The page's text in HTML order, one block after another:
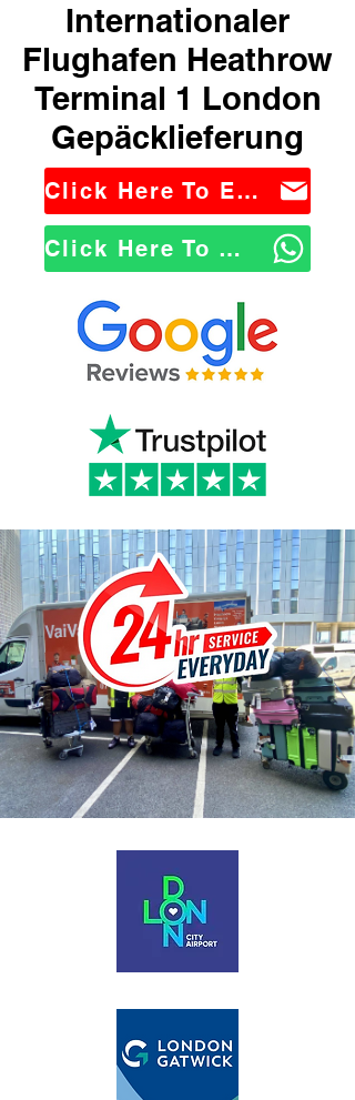
Internationaler
Flughafen Heathrow
Terminal 1 London
Gepäcklieferung
Click Here To Email Us
Click Here To WhatsApp Us